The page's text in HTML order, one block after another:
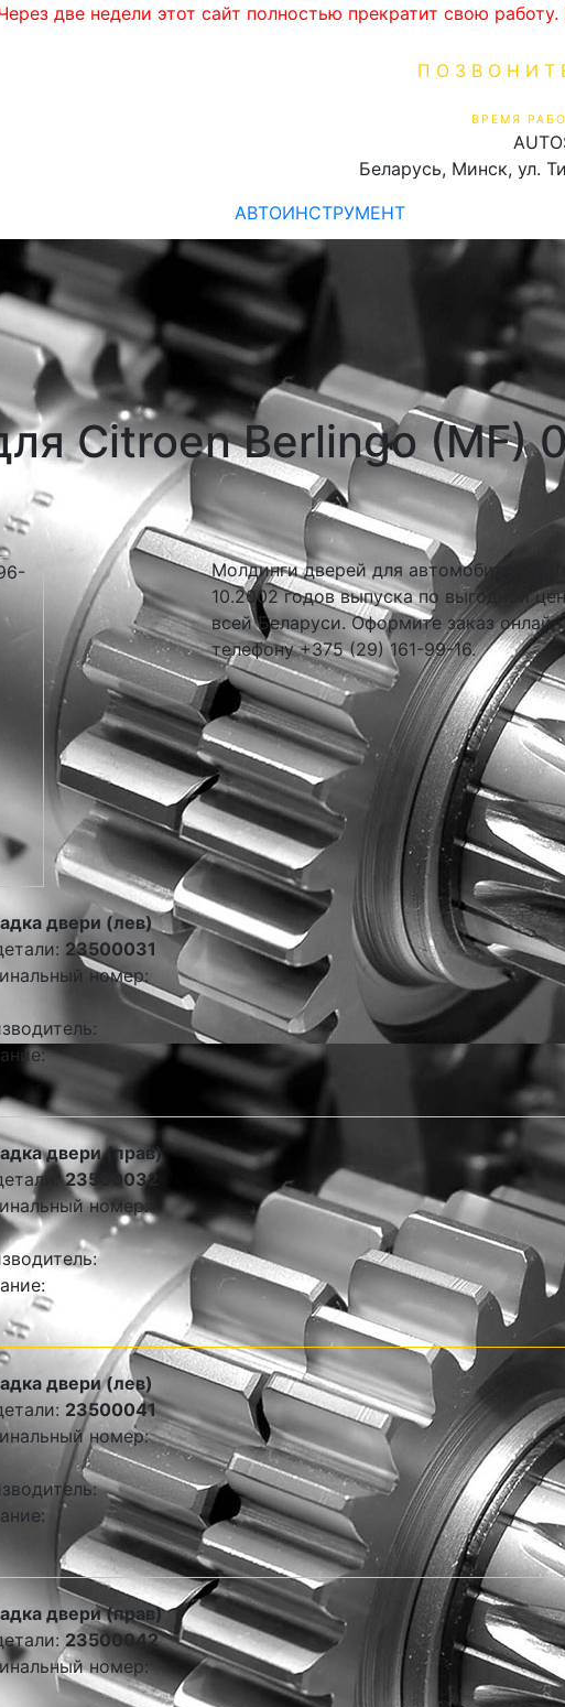
две недели этот сайт полностью прекратит свою
ВРЕМЯ
Беларусь, Минск, ул.
АВТОИНСТРУМЕНТ
Citroen Berlingo (MF)
Молдинги дверей для автомобилей
10.2002 годов выпуска по выгодной
всей Беларуси. Оформите заказ
телефону +375 (29) 161-99-16.
двери (лев)
23500031
номер:
двери (прав)
23500032
номер:
двери (лев)
23500041
номер:
двери (прав)
23500042
номер: